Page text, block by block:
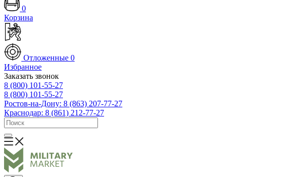
0
Корзина
Отложенные 0
Избранное
Заказать звонок
8 (800) 101-55-27
8 (800) 101-55-27
Ростов-на-Дону: 8 (863) 207-77-27
Краснодар: 8 (861) 212-77-27